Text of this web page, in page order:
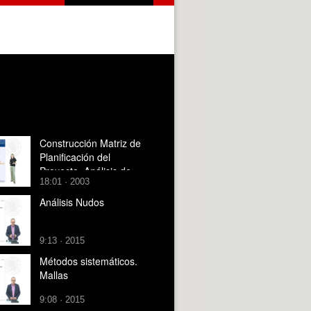
Construcción Matriz de
Planificación del
Proyecto. Análisis de
Viabilidad
18:01 · 2003
Análisis Nudos
9:13 · 2015
Métodos sistemáticos.
Mallas
9:08 · 2015